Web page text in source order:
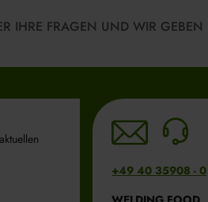
IHRE FRAGEN UND WIR
+49 40 35908 - 0